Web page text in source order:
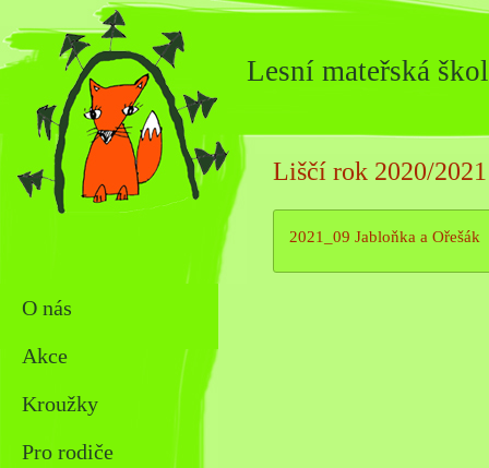
Liščí rok 2020/2021
2021_09 Jabloňka a Ořešák
Lesní mateřská
O nás
Akce
Kroužky
Pro rodiče